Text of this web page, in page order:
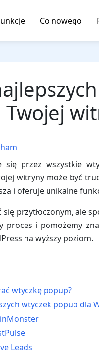
Co nowego
Twojej
się przez wszystkie
witryny może być
i oferuje unikalne
się przytłoczonym, ale
proces i pomożemy
na wyższy poziom.
wtyczkę popup?
wtyczek popup dla
Leads